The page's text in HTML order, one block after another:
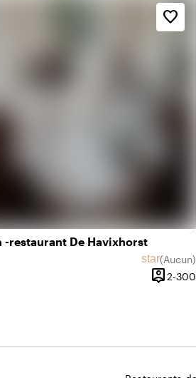
-restaurant De Havixhorst
star(Aucun)
Aucun avis
person_pin
Capacité
2-300
favorite_border
Ambiance
style
Accessibilité et emplacement
info